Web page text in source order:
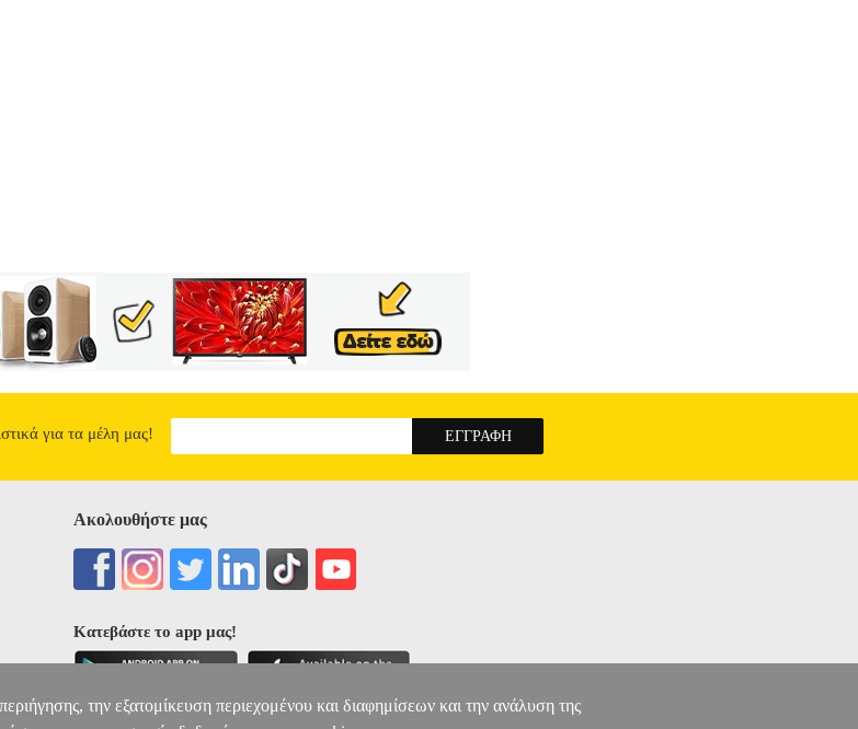
για τα μέλη μας!
Ακολουθήστε μας
Κατεβάστε το app μας!
την εξατομίκευση περιεχομένου και διαφημίσεων και την ανάλυση της